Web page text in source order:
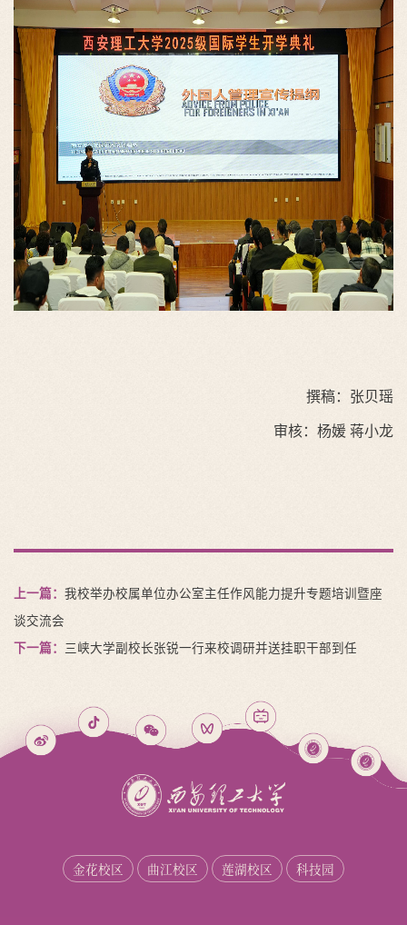
撰稿：张贝瑶
审核：杨媛 蒋小龙
上一篇： 我校举办校属单位办公室主任作风能力提升专题培训暨座
谈交流会
下一篇： 三峡大学副校长张锐一行来校调研并送挂职干部到任
金花校区 曲江校区 莲湖校区 科技园